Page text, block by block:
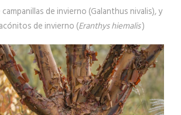
de invierno (Galanthus nivalis), y
de invierno (Eranthys hiemalis)